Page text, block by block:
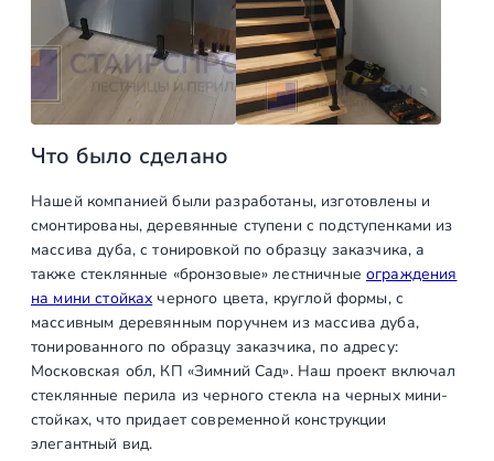
2
3
5
1
0
,
0
0
₽
.
н
г
о
с
е
к
н
а
ч
е
р
н
Что было сделано
Нашей компанией были разработаны, изготовлены и
смонтированы, деревянные ступени с подступенками из
массива дуба, с тонировкой по образцу заказчика, а
также стеклянные «бронзовые» лестничные ограждения
на мини стойках черного цвета, круглой формы, с
массивным деревянным поручнем из массива дуба,
тонированного по образцу заказчика, по адресу:
Московская обл, КП «Зимний Сад». Наш проект включал
стеклянные перила из черного стекла на черных мини-
стойках, что придает современной конструкции
элегантный вид.